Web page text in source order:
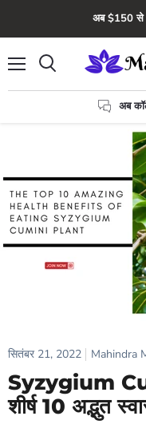
अब $150 से
अब
सितंबर 21, 2022 Mahindra
Syzygium
शीर्ष 10 अद्भुत